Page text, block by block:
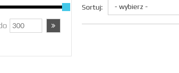
Sortuj: